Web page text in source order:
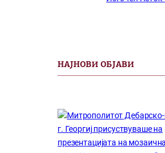
НАЈНОВИ ОБЈАВИ